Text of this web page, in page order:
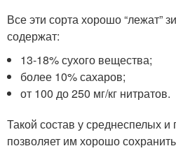
Все эти сорта хорошо “лежат”
содержат:
13-18% сухого вещества;
более 10% сахаров;
от 100 до 250 мг/кг нитратов.
Такой состав у среднеспелых и
позволяет им хорошо